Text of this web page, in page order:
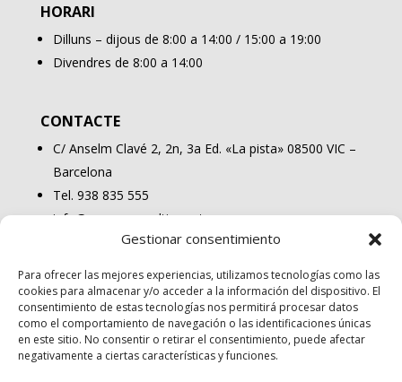
Gestionar consentimiento
Para ofrecer las mejores experiencias, utilizamos tecnologías como las
cookies para almacenar y/o acceder a la información del dispositivo. El
consentimiento de estas tecnologías nos permitirá procesar datos
como el comportamiento de navegación o las identificaciones únicas
en este sitio. No consentir o retirar el consentimiento, puede afectar
negativamente a ciertas características y funciones.
HORARI
Dilluns – dijous de 8:00 a 14:00 / 15:00 a 19:00
Divendres de 8:00 a 14:00
CONTACTE
C/ Anselm Clavé 2, 2n, 3a Ed. «La pista» 08500 VIC –
Barcelona
Tel. 938 835 555
info@osonaconsulting.cat